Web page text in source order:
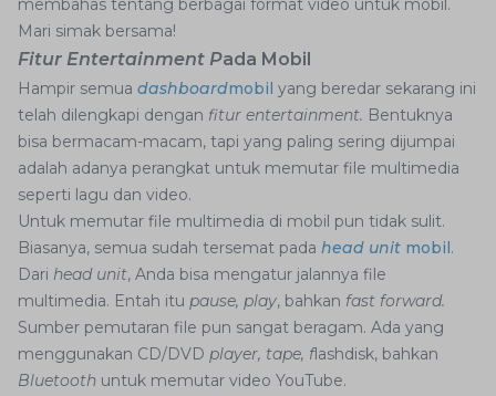
membahas tentang berbagai format video untuk mobil.
Mari simak bersama!
Fitur Entertainment Pada Mobil
Hampir semua dashboardmobil yang beredar sekarang ini
telah dilengkapi dengan fitur entertainment. Bentuknya
bisa bermacam-macam, tapi yang paling sering dijumpai
adalah adanya perangkat untuk memutar file multimedia
seperti lagu dan video.
Untuk memutar file multimedia di mobil pun tidak sulit.
Biasanya, semua sudah tersemat pada head unit mobil .
Dari head unit, Anda bisa mengatur jalannya file
multimedia. Entah itu pause, play, bahkan fast forward.
Sumber pemutaran file pun sangat beragam. Ada yang
menggunakan CD/DVD player, tape, flashdisk, bahkan
Bluetooth untuk memutar video YouTube.